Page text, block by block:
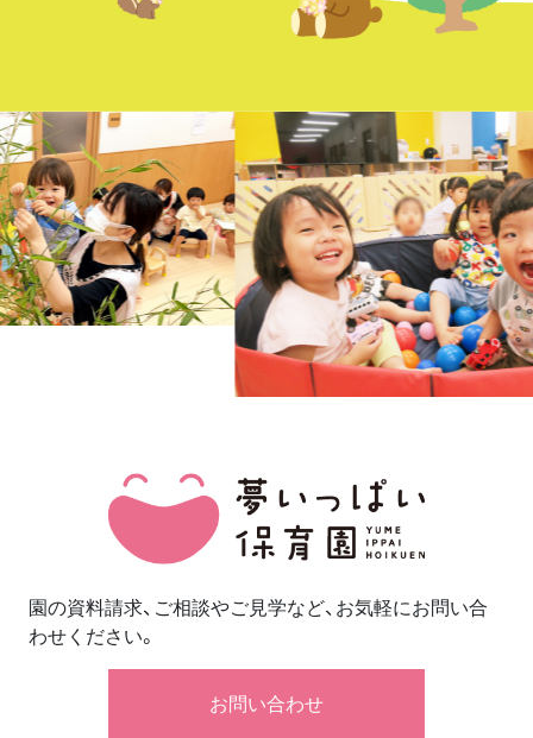
園の資料請求、ご相談やご見学など、お気軽にお問い合
わせください。
お問い合わせ